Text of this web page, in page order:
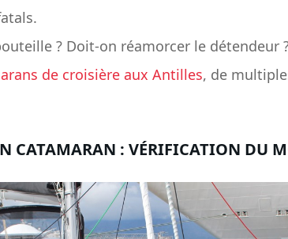
? Doit-on réamorcer le détendeur
de croisière aux Antilles​, de
CATAMARAN : VÉRIFICATION DU